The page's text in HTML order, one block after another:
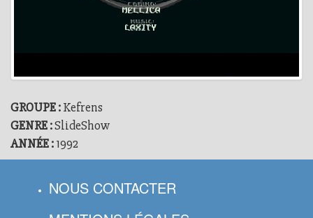
GROUPE :Kefrens
GENRE :SlideShow
ANNÉE :1992
NOUS CONTACTER